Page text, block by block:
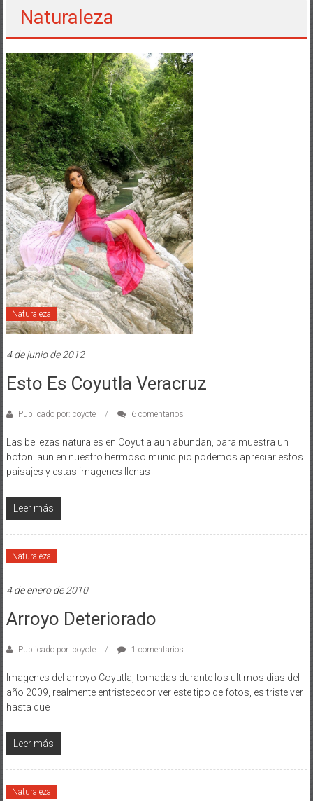
Naturaleza
Naturaleza
4 de junio de 2012
Esto Es Coyutla Veracruz
Publicado por: coyote 6 comentarios
Las bellezas naturales en Coyutla aun abundan, para muestra un
boton: aun en nuestro hermoso municipio podemos apreciar estos
paisajes y estas imagenes llenas
Leer más
Naturaleza
4 de enero de 2010
Arroyo Deteriorado
Publicado por: coyote 1 comentarios
Imagenes del arroyo Coyutla, tomadas durante los ultimos dias del
año 2009, realmente entristecedor ver este tipo de fotos, es triste ver
hasta que
Leer más
Naturaleza